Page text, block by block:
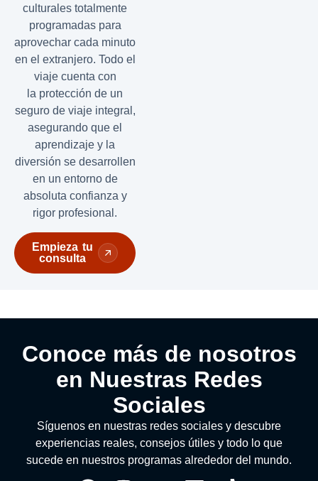
culturales totalmente
programadas para
aprovechar cada minuto
en el extranjero. Todo el
viaje cuenta con
la protección de un
seguro de viaje integral,
asegurando que el
aprendizaje y la
diversión se desarrollen
en un entorno de
absoluta confianza y
rigor profesional.
Empieza tu
consulta
Conoce más de nosotros
en Nuestras Redes
Sociales
Síguenos en nuestras redes sociales y descubre
experiencias reales, consejos útiles y todo lo que
sucede en nuestros programas alrededor del mundo.